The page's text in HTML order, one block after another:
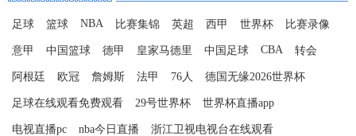
足球 篮球 NBA 比赛集锦 英超 西甲 世界杯 比赛录像
意甲 中国篮球 德甲 皇家马德里 中国足球 CBA 转会
阿根廷 欧冠 詹姆斯 法甲 76人 德国无缘2026世界杯
足球在线观看免费观看 29号世界杯 世界杯直播app
电视直播pc nba今日直播 浙江卫视电视台在线观看